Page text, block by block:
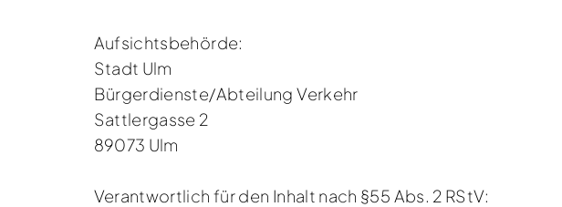
Aufsichtsbehörde:
Stadt Ulm
Bürgerdienste/Abteilung Verkehr
Sattlergasse 2
89073 Ulm
Verantwortlich für den Inhalt nach §55 Abs. 2 RStV: